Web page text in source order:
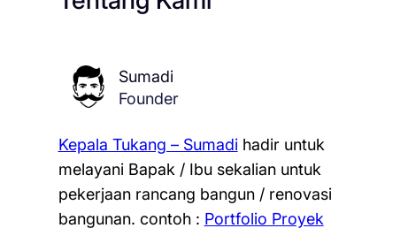
Sumadi
Founder
Kepala Tukang – Sumadihadir untuk
melayani Bapak / Ibu sekalian untuk
pekerjaan rancang bangun / renovasi
bangunan. contoh : Portfolio Proyek